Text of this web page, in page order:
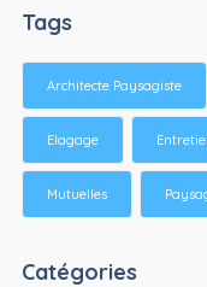
Tags
Architecte Paysagiste
Elagage
Mutuelles
Catégories